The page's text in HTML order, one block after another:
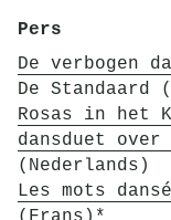
Pers
De verbogen
De Standaard
Rosas in het
dansduet
(Nederlands)
Les mots